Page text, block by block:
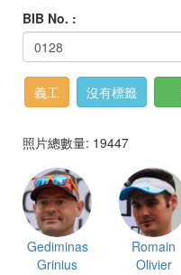
BIB No. :
義工 沒有標籤
照片總數量: 19447
Gediminas
Grinius
Romain
Olivier